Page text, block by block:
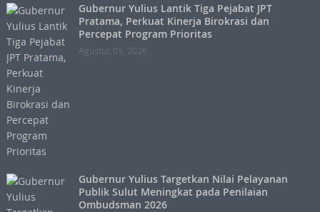
Gubernur Yulius Lantik Tiga Pejabat JPT
Pratama, Perkuat Kinerja Birokrasi dan
Percepat Program Prioritas
Agustus 05, 2026
Gubernur Yulius Targetkan Nilai Pelayanan
Publik Sulut Meningkat pada Penilaian
Ombudsman 2026